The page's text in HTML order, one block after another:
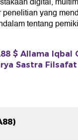
yang
tentang
$ Allama
Sastra